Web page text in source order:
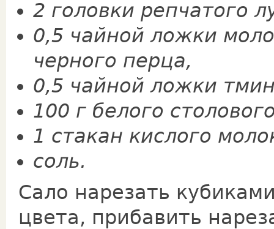
2 головки репча­того
0,5 чайной ложки
черного перца,
0,5 чайной ложки
100 г белого
1 стакан кислого
соль.
Сало нарезать
цвета, прибавить